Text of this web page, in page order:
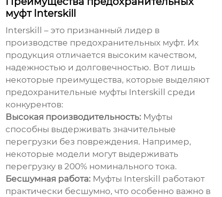
муфт Interskill
Interskill – это признанный лидер в
производстве предохранительных муфт. Их
продукция отличается высоким качеством,
надежностью и долговечностью. Вот лишь
некоторые преимущества, которые выделяют
предохранительные муфты Interskill
среди
конкурентов:
Высокая производительность: Муфты
способны выдерживать значительные
перегрузки без повреждения. Например,
некоторые модели могут выдерживать
перегрузку в 200% номинального тока.
Бесшумная работа: Муфты Interskill работают
практически бесшумно, что особенно важно в